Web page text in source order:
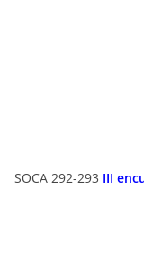
SOCA 292-293 III